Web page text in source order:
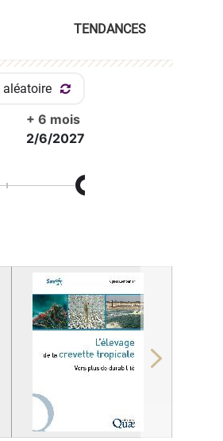
TENDANCES
aléatoire
+ 6 mois
2/6/2027
Next